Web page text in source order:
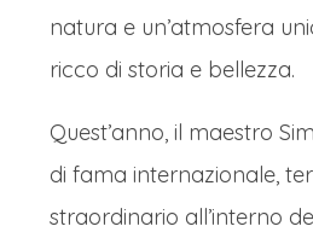
natura e un’atmosfera
ricco di storia e bellezza.
Quest’anno, il maestro
di fama internazionale,
straordinario all’interno